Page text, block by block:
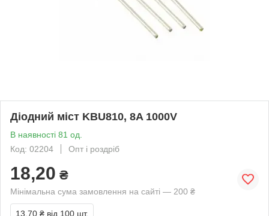
Діодний міст KBU810, 8A 1000V
В наявності 81 од.
Код: 02204
Опт і роздріб
18,20 ₴
Мінімальна сума замовлення на сайті — 200 ₴
13,70 ₴ від 100 шт.